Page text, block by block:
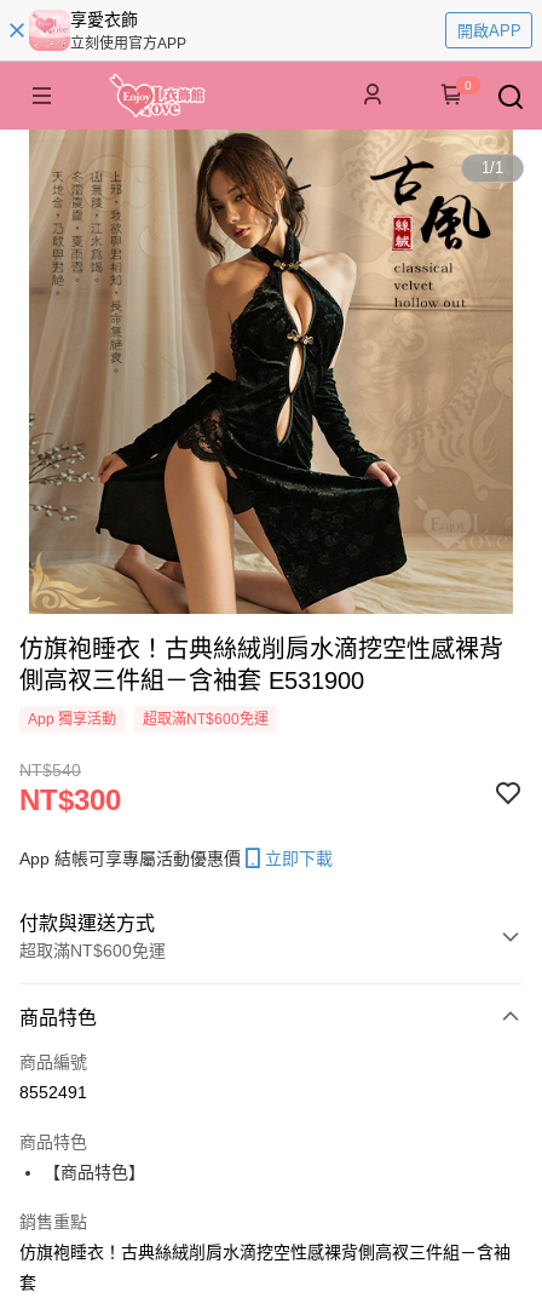
享愛衣飾
立刻使用官方APP
開啟APP
0
1/1
仿旗袍睡衣！古典絲絨削肩水滴挖空性感裸背
側高衩三件組－含袖套 E531900
App 獨享活動 超取滿NT$600免運
NT$540
NT$300
App 結帳可享專屬活動優惠價 立即下載
付款與運送方式
超取滿NT$600免運
信用卡一次付款
超商取貨付款
Apple Pay
街口支付
悠遊付
商品特色
商品編號
8552491
商品特色
【商品特色】
銷售重點
仿旗袍睡衣！古典絲絨削肩水滴挖空性感裸背側高衩三件組－含袖
套